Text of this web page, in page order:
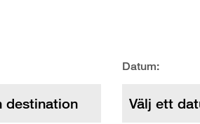
Datum: